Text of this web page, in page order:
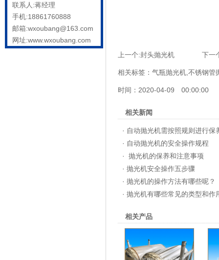
联系人:蒋经理
手机:18861760888
邮箱:wxoubang@163.com
网址:www.wxoubang.com
上一个:封头抛光机 下一
相关标签： 气瓶抛光机 不锈钢管
时间：2020-04-09 00:00:00
相关新闻
· 自动抛光机需按照规则进行保
· 自动抛光机的安全操作规程
·
抛光机的保养和注意事项
· 抛光机安全操作五步骤
· 抛光机的操作方法有哪些呢？
· 抛光机有哪些常见的类型和作
相关产品